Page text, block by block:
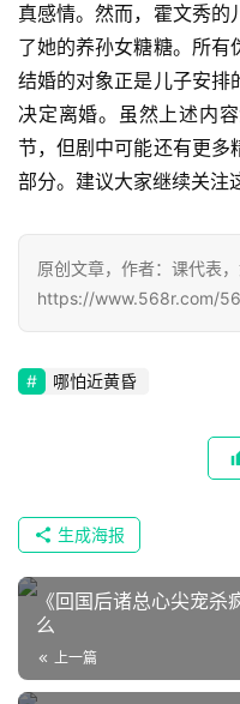
首
文
集
🔥
真感情。然而，霍文秀的
了她的养孙女糖糖。所有
结婚的对象正是儿子安排
决定离婚。虽然上述内
节，但剧中可能还有更多
部分。建议大家继续关注
原创文章，作者：课代表
https://www.568r.com/
哪怕近黄昏
生成海报
《回国后诸总心尖宠杀
么
上一篇